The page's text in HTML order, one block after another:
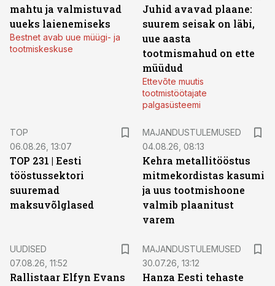
mahtu ja valmistuvad
uueks laienemiseks
Bestnet avab uue müügi- ja
tootmiskeskuse
Juhid avavad plaane:
suurem seisak on läbi,
uue aasta
tootmismahud on ette
müüdud
Ettevõte muutis
tootmistöötajate
palgasüsteemi
TOP
06.08.26, 13:07
TOP 231 | Eesti
tööstussektori
suuremad
maksuvõlglased
MAJANDUSTULEMUSED
04.08.26, 08:13
Kehra metallitööstus
mitmekordistas kasumi
ja uus tootmishoone
valmib plaanitust
varem
UUDISED
07.08.26, 11:52
Rallistaar Elfyn Evans
MAJANDUSTULEMUSED
30.07.26, 13:12
Hanza Eesti tehaste